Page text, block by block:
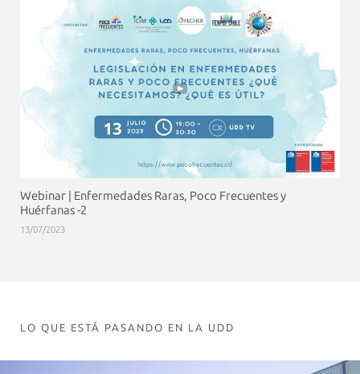
Webinar | Enfermedades Raras, Poco Frecuentes y
Huérfanas -2
13/07/2023
LO QUE ESTÁ PASANDO EN LA UDD